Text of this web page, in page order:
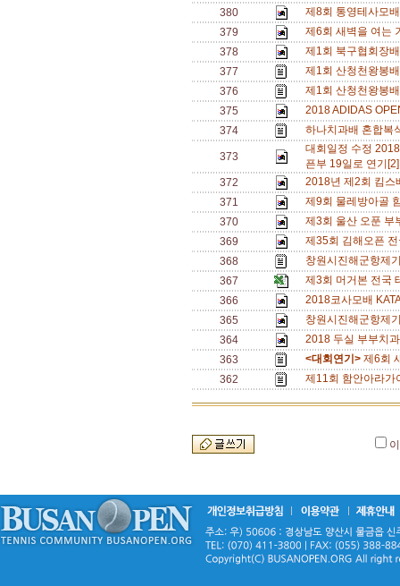
380
제8회 통영테사모
379
제6회 새벽을 여는
378
제1회 북구협회장
377
제1회 산청천왕봉
376
제1회 산청천왕봉
375
2018 ADIDAS
374
하나치과배 혼합복
373
대회일정 수정
픈부 19일로 연기
372
2018년 제2회 킴
371
제9회 물레방아골
370
제3회 울산 오푼
369
제35회 김해오픈
368
창원시진해군항제
367
제3회 머거본 전국
366
2018코사모배
365
창원시진해군항제
364
2018 두실 부부치
363
<대회연기> 제6회
362
제11회 함안아라